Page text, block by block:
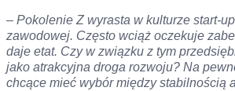
– Pokolenie Z wyrasta w kulturze start-
zawodowej. Często wciąż oczekuje
daje etat. Czy w związku z tym
jako atrakcyjna droga rozwoju? Na
chcące mieć wybór między stabilnością